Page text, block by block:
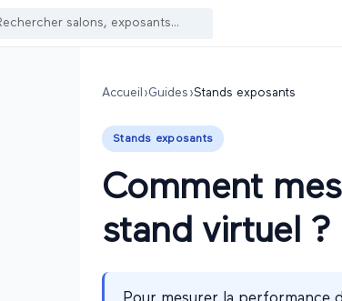
Accueil ›Guides ›Stands exposants
Stands exposants
Comment
stand virtuel ?